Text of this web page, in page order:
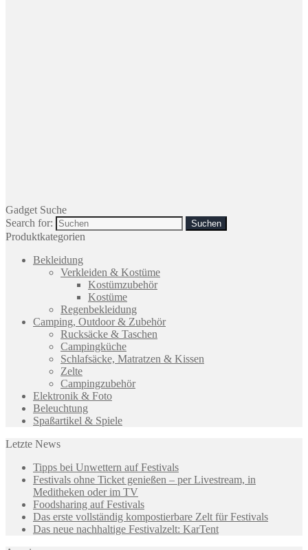
Gadget Suche
Search for:
Produktkategorien
Bekleidung
Verkleiden & Kostüme
Kostümzubehör
Kostüme
Regenbekleidung
Camping, Outdoor & Zubehör
Rucksäcke & Taschen
Campingküche
Schlafsäcke, Matratzen & Kissen
Zelte
Campingzubehör
Elektronik & Foto
Beleuchtung
Spaßartikel & Spiele
Letzte News
Tipps bei Unwettern auf Festivals
Festivals ohne Ticket genießen – per Livestream, in
Meditheken oder im TV
Foodsharing auf Festivals
Das erste vollständig kompostierbare Zelt für Festivals
Das neue nachhaltige Festivalzelt: KarTent